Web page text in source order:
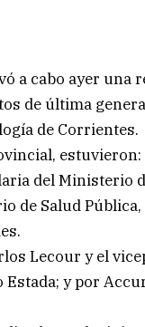
a cabo ayer
de última
de Corrientes.
del Ministerio
de Salud
Lecour y el
y por